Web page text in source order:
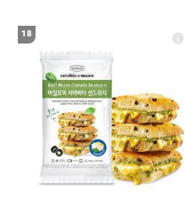
18